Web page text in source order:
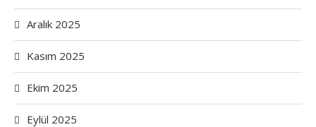
Aralık 2025
Kasım 2025
Ekim 2025
Eylül 2025